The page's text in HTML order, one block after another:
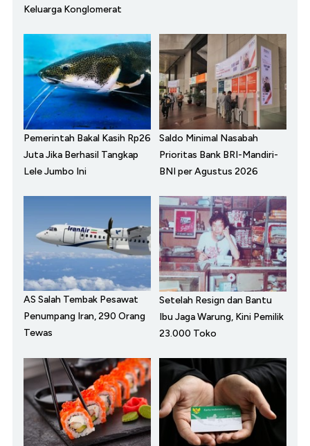
Keluarga Konglomerat
Pemerintah Bakal Kasih Rp26
Juta Jika Berhasil Tangkap
Lele Jumbo Ini
Saldo Minimal Nasabah
Prioritas Bank BRI-Mandiri-
BNI per Agustus 2026
AS Salah Tembak Pesawat
Penumpang Iran, 290 Orang
Tewas
Setelah Resign dan Bantu
Ibu Jaga Warung, Kini Pemilik
23.000 Toko